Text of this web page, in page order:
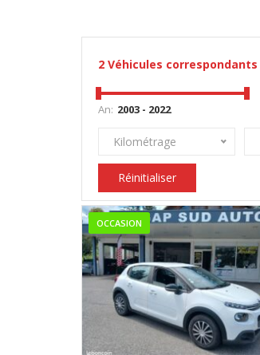
2 Véhicules correspondants
An:
Kilométrage
Réinitialiser
OCCASION